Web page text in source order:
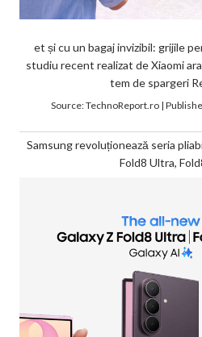
et și cu un bagaj invizibil: grijile
studiu recent realizat de Xiaomi
tem de spargeri
Source:TechnoReport.ro|
Samsung revoluționează seria
Fold8 Ultra,